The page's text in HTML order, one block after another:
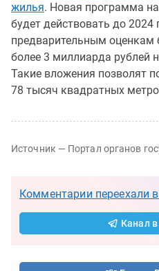
жилья. Новая программа
будет действовать до 2024
предварительным оценкам
более 3 миллиарда рублей
Такие вложения позволят
78 тысяч квадратных
Источник — Портал органов
Комментарии переехали
Канал